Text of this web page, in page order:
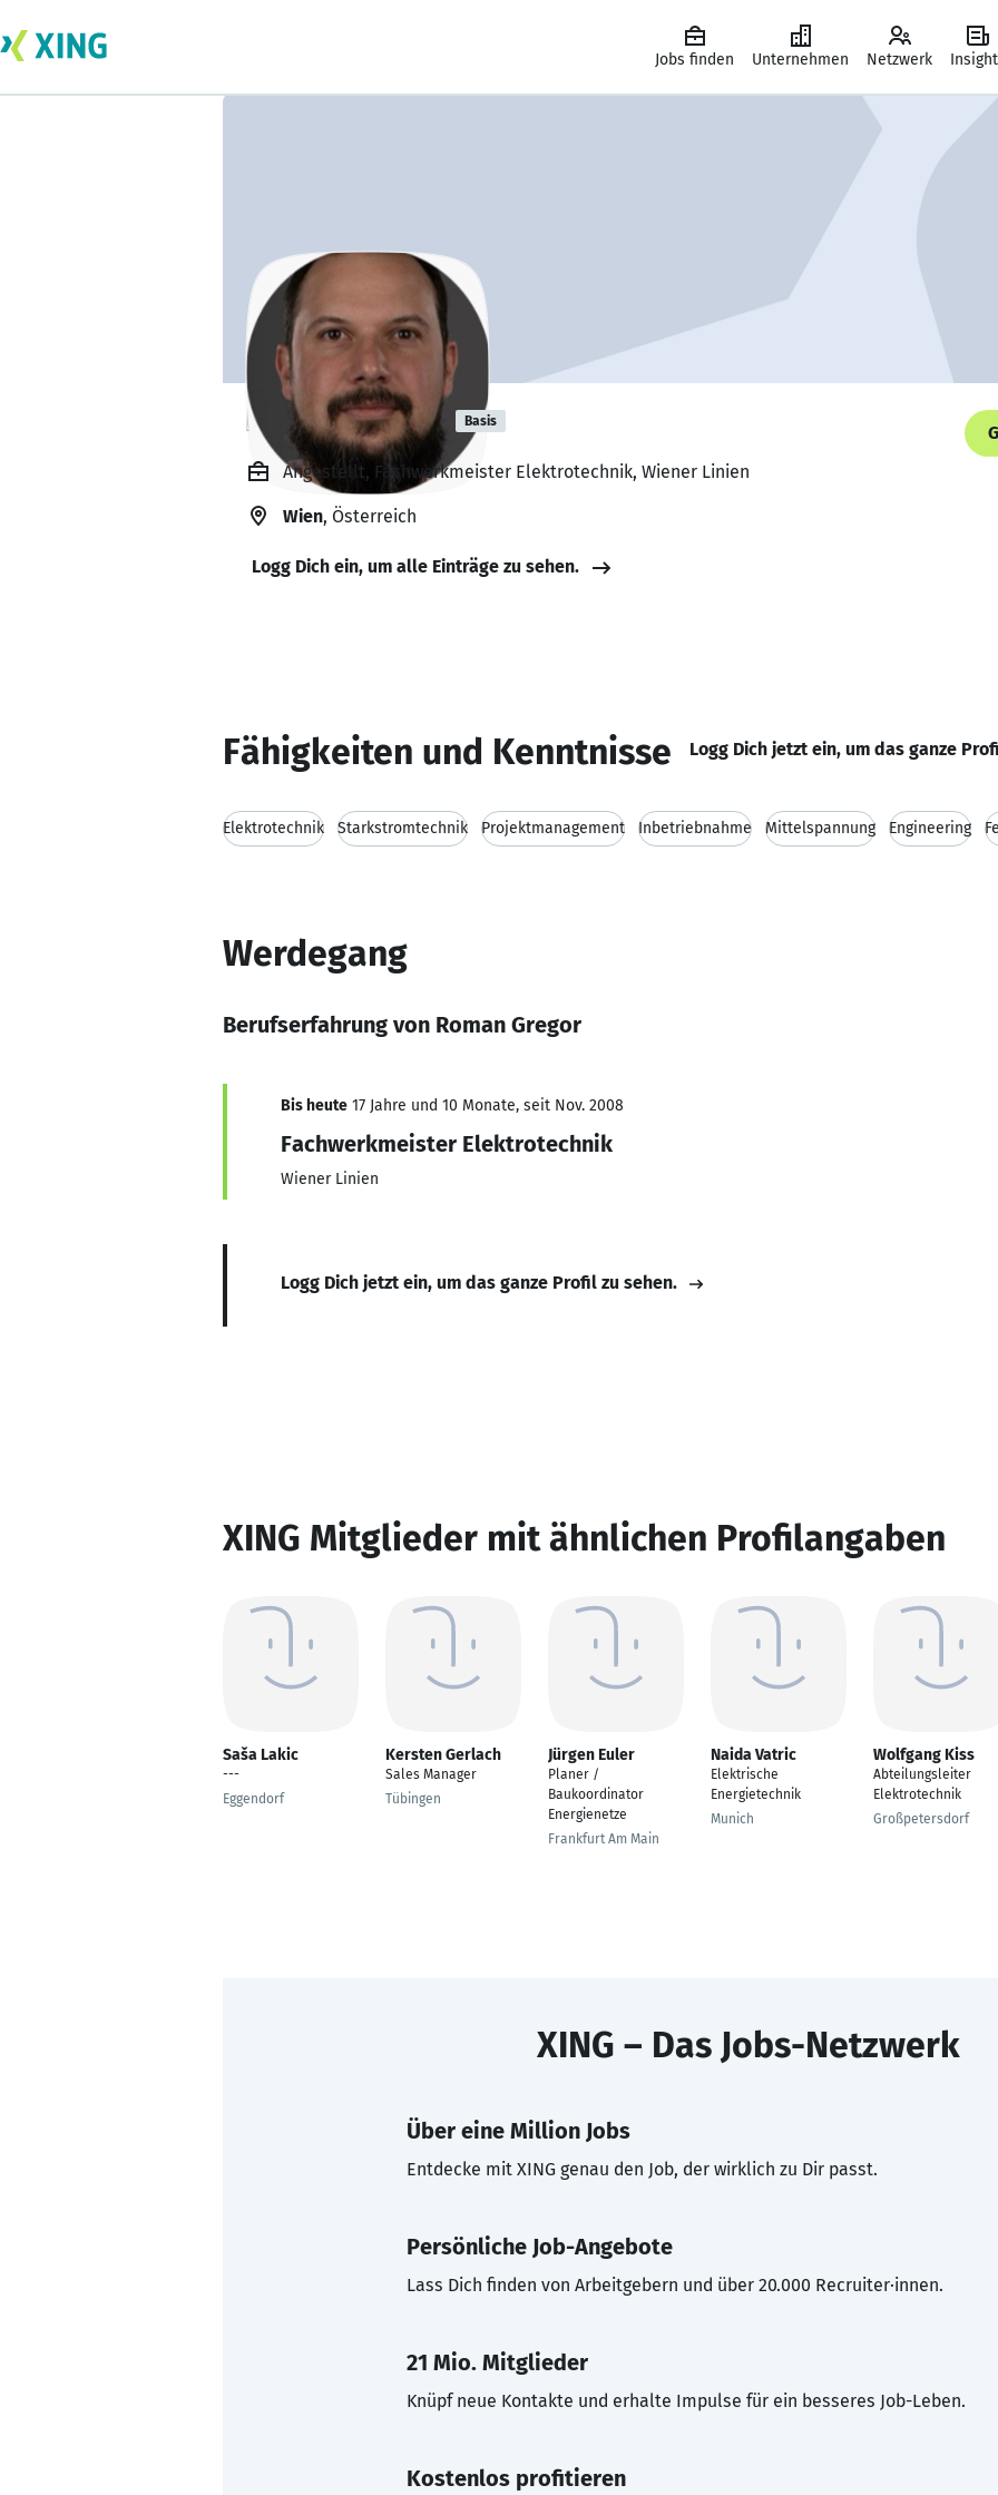
Jobs finden Unternehmen Netzwerk
Roman Gregor Basis
Angestellt, Fachwerkmeister Elektrotechnik, Wiener Linien
Wien, Österreich
Logg Dich ein, um alle Einträge zu sehen.
Fähigkeiten und Kenntnisse Logg Dich jetzt ein, um das ganze
Elektrotechnik Starkstromtechnik Projektmanagement Inbetriebnahme Mittelspannung Engineering
Werdegang
Berufserfahrung von Roman Gregor
Bis heute 17 Jahre und 10 Monate, seit Nov. 2008
Fachwerkmeister Elektrotechnik
Wiener Linien
Logg Dich jetzt ein, um das ganze Profil zu sehen.
XING Mitglieder mit ähnlichen Profilangaben
Saša Lakic
---
Eggendorf
Kersten Gerlach
Sales Manager
Tübingen
Jürgen Euler
Planer /
Baukoordinator
Energienetze
Frankfurt Am Main
Naida Vatric
Elektrische
Energietechnik
Munich
Wolfgang Kiss
Abteilungsleiter
Elektrotechnik
Großpetersdorf
XING – Das Jobs-Netzwerk
Über eine Million Jobs
Entdecke mit XING genau den Job, der wirklich zu Dir passt.
Persönliche Job-Angebote
Lass Dich finden von Arbeitgebern und über 20.000 Recruiter·innen.
21 Mio. Mitglieder
Knüpf neue Kontakte und erhalte Impulse für ein besseres Job-Leben.
Kostenlos profitieren